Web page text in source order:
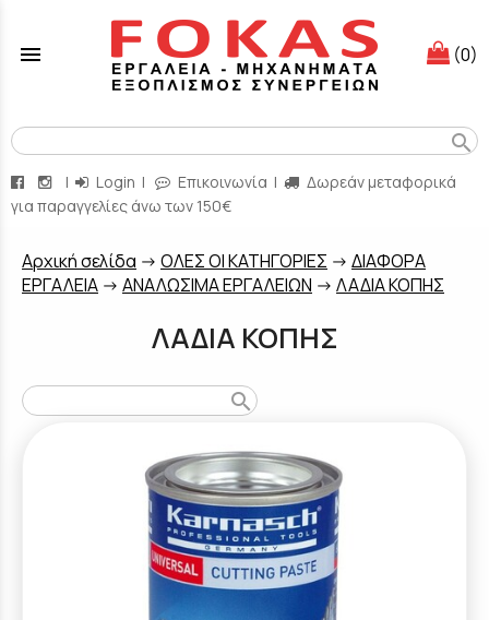
menu (0)
search
| Login | Επικοινωνία |
Δωρεάν μεταφορικά
για παραγγελίες άνω των 150€
Aρχική σελίδα -> ΟΛΕΣ ΟΙ ΚΑΤΗΓΟΡΙΕΣ -> ΔΙΑΦΟΡΑ
ΕΡΓΑΛΕΙΑ -> ΑΝΑΛΩΣΙΜΑ ΕΡΓΑΛΕΙΩΝ -> ΛΑΔΙΑ ΚΟΠΗΣ
ΛΑΔΙΑ ΚΟΠΗΣ
search